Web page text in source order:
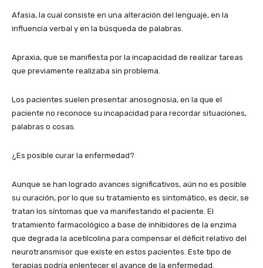
Afasia, la cual consiste en una alteración del lenguaje, en la
influencia verbal y en la búsqueda de palabras.
Apraxia, que se manifiesta por la incapacidad de realizar tareas
que previamente realizaba sin problema.
Los pacientes suelen presentar anosognosia, en la que el
paciente no reconoce su incapacidad para recordar situaciones,
palabras o cosas.
¿Es posible curar la enfermedad?
Aunque se han logrado avances significativos, aún no es posible
su curación, por lo que su tratamiento es sintomático, es decir, se
tratan los síntomas que va manifestando el paciente. El
tratamiento farmacológico a base de inhibidores de la enzima
que degrada la acetilcolina para compensar el déficit relativo del
neurotransmisor que existe en estos pacientes. Este tipo de
terapias podría enlentecer el avance de la enfermedad.